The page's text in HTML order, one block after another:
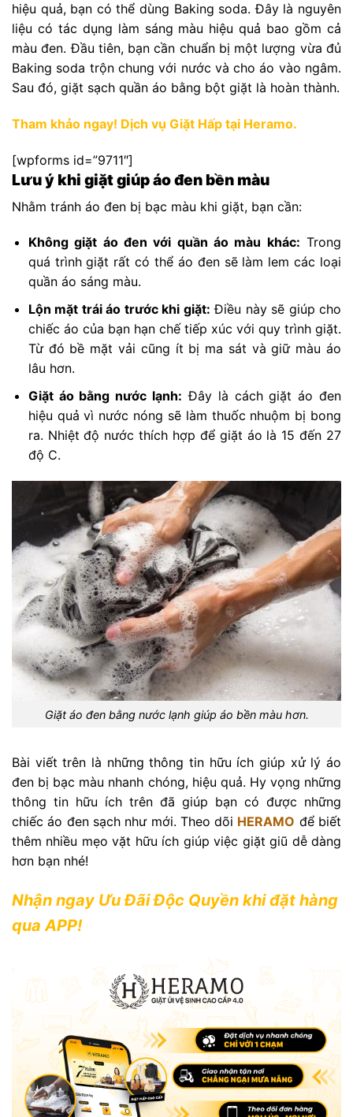
hiệu quả, bạn có thể dùng Baking soda. Đây là nguyên
liệu có tác dụng làm sáng màu hiệu quả bao gồm cả
màu đen. Đầu tiên, bạn cần chuẩn bị một lượng vừa đủ
Baking soda trộn chung với nước và cho áo vào ngâm.
Sau đó, giặt sạch quần áo bằng bột giặt là hoàn thành.
Tham khảo ngay! Dịch vụ Giặt Hấp tại Heramo.
[wpforms id=”9711″]
Lưu ý khi giặt giúp áo đen bền màu
Nhằm tránh áo đen bị bạc màu khi giặt, bạn cần:
Không giặt áo đen với quần áo màu khác: Trong
quá trình giặt rất có thể áo đen sẽ làm lem các loại
quần áo sáng màu.
Lộn mặt trái áo trước khi giặt: Điều này sẽ giúp cho
chiếc áo của bạn hạn chế tiếp xúc với quy trình giặt.
Từ đó bề mặt vải cũng ít bị ma sát và giữ màu áo
lâu hơn.
Giặt áo bằng nước lạnh: Đây là cách giặt áo đen
hiệu quả vì nước nóng sẽ làm thuốc nhuộm bị bong
ra. Nhiệt độ nước thích hợp để giặt áo là 15 đến 27
độ C.
Giặt áo đen bằng nước lạnh giúp áo bền màu hơn.
Bài viết trên là những thông tin hữu ích giúp xử lý áo
đen bị bạc màu nhanh chóng, hiệu quả. Hy vọng những
thông tin hữu ích trên đã giúp bạn có được những
chiếc áo đen sạch như mới. Theo dõi HERAMO để biết
thêm nhiều mẹo vặt hữu ích giúp việc giặt giũ dễ dàng
hơn bạn nhé!
Nhận ngay Ưu Đãi Độc Quyền khi đặt hàng
qua APP!